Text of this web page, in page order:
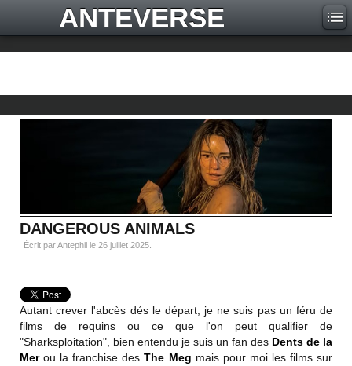
ANTEVERSE
DANGEROUS ANIMALS
Écrit par Antephil le 26 juillet 2025
Autant crever l'abcès dés le départ, je ne suis pas un féru de
films de requins ou ce que l'on peut qualifier de
"Sharksploitation", bien entendu je suis un fan des Dents de la
Merou la franchise desThe Meg mais pour moi les films sur